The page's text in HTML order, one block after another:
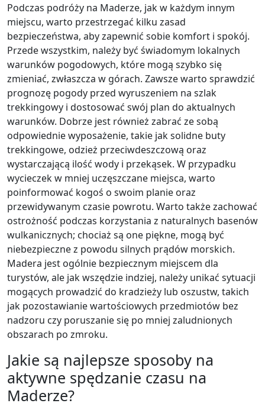
Podczas podróży na Maderze, jak w każdym innym
miejscu, warto przestrzegać kilku zasad
bezpieczeństwa, aby zapewnić sobie komfort i spokój.
Przede wszystkim, należy być świadomym lokalnych
warunków pogodowych, które mogą szybko się
zmieniać, zwłaszcza w górach. Zawsze warto sprawdzić
prognozę pogody przed wyruszeniem na szlak
trekkingowy i dostosować swój plan do aktualnych
warunków. Dobrze jest również zabrać ze sobą
odpowiednie wyposażenie, takie jak solidne buty
trekkingowe, odzież przeciwdeszczową oraz
wystarczającą ilość wody i przekąsek. W przypadku
wycieczek w mniej uczęszczane miejsca, warto
poinformować kogoś o swoim planie oraz
przewidywanym czasie powrotu. Warto także zachować
ostrożność podczas korzystania z naturalnych basenów
wulkanicznych; chociaż są one piękne, mogą być
niebezpieczne z powodu silnych prądów morskich.
Madera jest ogólnie bezpiecznym miejscem dla
turystów, ale jak wszędzie indziej, należy unikać sytuacji
mogących prowadzić do kradzieży lub oszustw, takich
jak pozostawianie wartościowych przedmiotów bez
nadzoru czy poruszanie się po mniej zaludnionych
obszarach po zmroku.
Jakie są najlepsze sposoby na
aktywne spędzanie czasu na
Maderze?